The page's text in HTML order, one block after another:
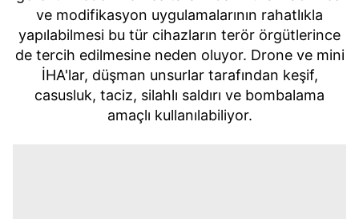
ve modifikasyon uygulamalarının rahatlıkla
yapılabilmesi bu tür cihazların terör örgütlerince
de tercih edilmesine neden oluyor. Drone ve mini
İHA'lar, düşman unsurlar tarafından keşif,
casusluk, taciz, silahlı saldırı ve bombalama
amaçlı kullanılabiliyor.